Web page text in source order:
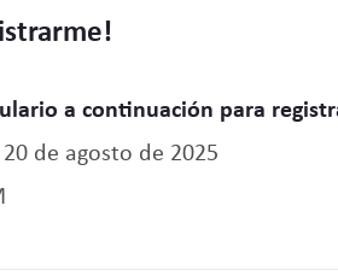
a continuación para
de agosto de 2025